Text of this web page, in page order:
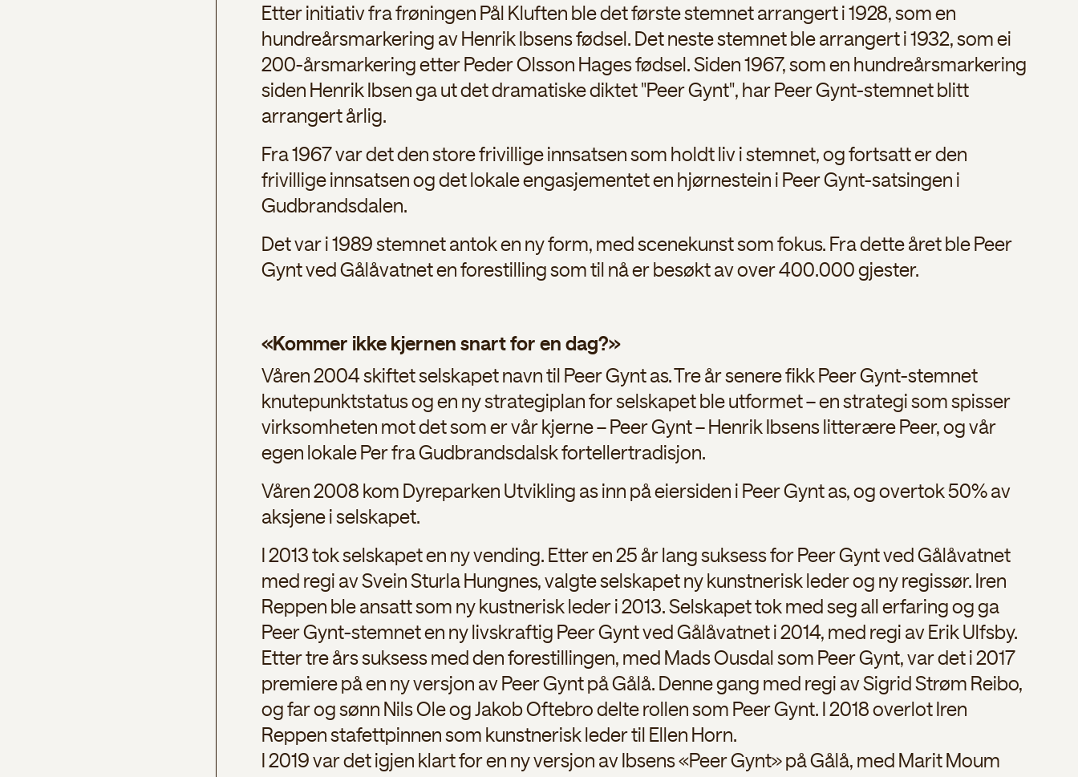
Etter initiativ fra frøningen Pål Kluften ble det første stemnet arrangert i 1928, som en
hundreårsmarkering av Henrik Ibsens fødsel. Det neste stemnet ble arrangert i 1932, som ei
200-årsmarkering etter Peder Olsson Hages fødsel. Siden 1967, som en hundreårsmarkering
siden Henrik Ibsen ga ut det dramatiske diktet "Peer Gynt", har Peer Gynt-stemnet blitt
arrangert årlig.
Fra 1967 var det den store frivillige innsatsen som holdt liv i stemnet, og fortsatt er den
frivillige innsatsen og det lokale engasjementet en hjørnestein i Peer Gynt-satsingen i
Gudbrandsdalen.
Det var i 1989 stemnet antok en ny form, med scenekunst som fokus. Fra dette året ble Peer
Gynt ved Gålåvatnet en forestilling som til nå er besøkt av over 400.000 gjester.
«Kommer ikke kjernen snart for en dag?»
Våren 2004 skiftet selskapet navn til Peer Gynt as. Tre år senere fikk Peer Gynt-stemnet
knutepunktstatus og en ny strategiplan for selskapet ble utformet – en strategi som spisser
virksomheten mot det som er vår kjerne – Peer Gynt – Henrik Ibsens litterære Peer, og vår
egen lokale Per fra Gudbrandsdalsk fortellertradisjon.
Våren 2008 kom Dyreparken Utvikling as inn på eiersiden i Peer Gynt as, og overtok 50% av
aksjene i selskapet.
I 2013 tok selskapet en ny vending. Etter en 25 år lang suksess for Peer Gynt ved Gålåvatnet
med regi av Svein Sturla Hungnes, valgte selskapet ny kunstnerisk leder og ny regissør. Iren
Reppen ble ansatt som ny kustnerisk leder i 2013. Selskapet tok med seg all erfaring og ga
Peer Gynt-stemnet en ny livskraftig Peer Gynt ved Gålåvatnet i 2014, med regi av Erik Ulfsby.
Etter tre års suksess med den forestillingen, med Mads Ousdal som Peer Gynt, var det i 2017
premiere på en ny versjon av Peer Gynt på Gålå. Denne gang med regi av Sigrid Strøm Reibo,
og far og sønn Nils Ole og Jakob Oftebro delte rollen som Peer Gynt. I 2018 overlot Iren
Reppen stafettpinnen som kunstnerisk leder til Ellen Horn.
I 2019 var det igjen klart for en ny versjon av Ibsens «Peer Gynt» på Gålå, med Marit Moum